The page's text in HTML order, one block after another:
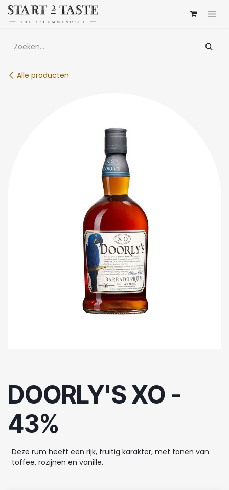
Overslaan naar inhoud
Alle producten
DOORLY'S XO -
43%
Deze rum heeft een rijk, fruitig karakter, met tonen van
toffee, rozijnen en vanille.